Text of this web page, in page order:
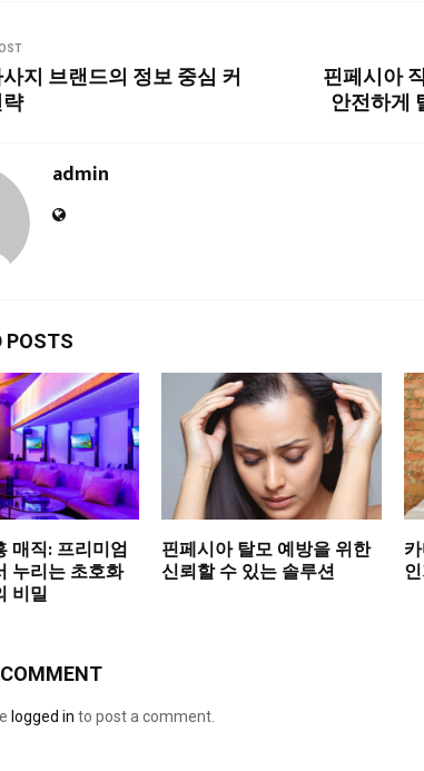
지 브랜드의 정보 중심 커 핀페시아
안전하게
admin
POSTS
매직: 프리미엄
누리는 초호화
비밀
핀페시아 탈모 예방을 위한
신뢰할 수 있는 솔루션
logged in to post a comment.